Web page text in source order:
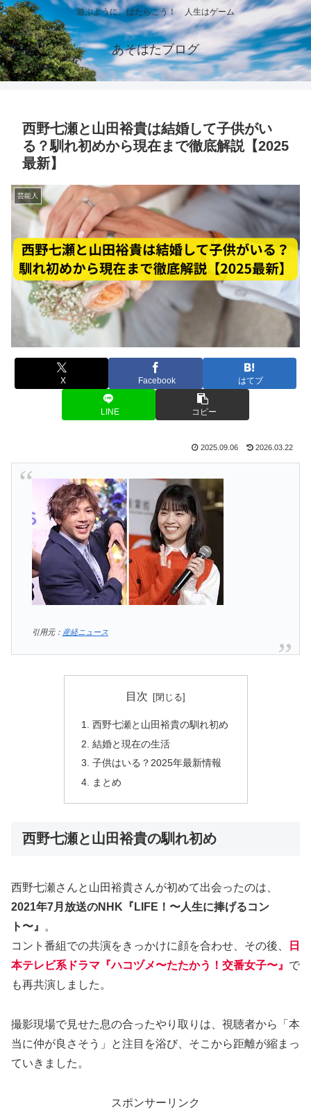
遊ぶように、はたらこう！ 人生はゲーム
あそはたブログ
西野七瀬と山田裕貴は結婚して子供がい
る？馴れ初めから現在まで徹底解説【2025
最新】
芸能人
X Facebook はてブ
LINE コピー
2025.09.06 2026.03.22
引用元： 産経ニュース
目次
西野七瀬と山田裕貴の馴れ初め
結婚と現在の生活
子供はいる？2025年最新情報
まとめ
西野七瀬と山田裕貴の馴れ初め
西野七瀬さんと山田裕貴さんが初めて出会ったのは、
2021年7月放送のNHK『LIFE！〜人生に捧げるコン
ト〜』 。
コント番組での共演をきっかけに顔を合わせ、その後、
日
本テレビ系ドラマ『ハコヅメ〜たたかう！交番女子〜』 で
も再共演しました。
撮影現場で見せた息の合ったやり取りは、視聴者から「本
当に仲が良さそう」と注目を浴び、そこから距離が縮まっ
ていきました。
スポンサーリンク